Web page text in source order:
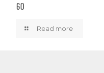
60
Read more